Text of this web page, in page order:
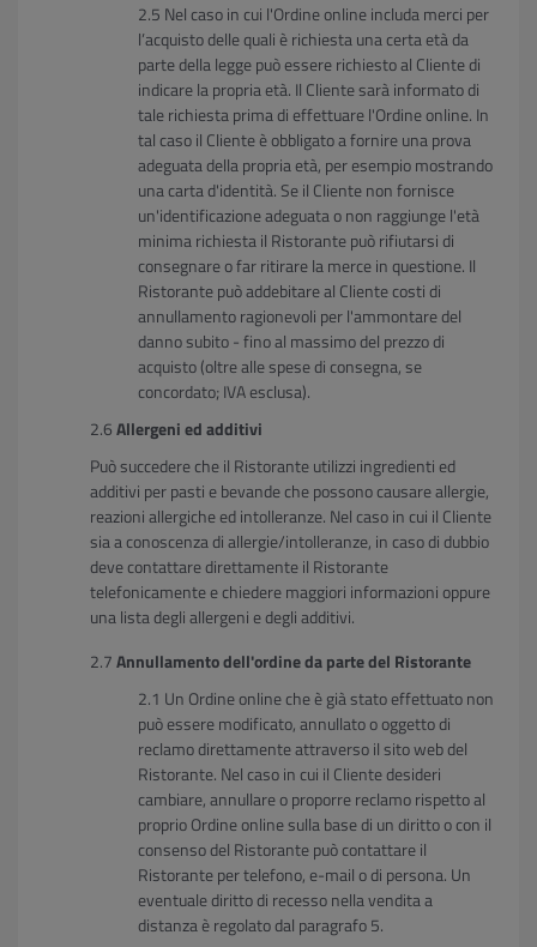
Nel caso in cui l'Ordine online includa merci per
l’acquisto delle quali è richiesta una certa età da
parte della legge può essere richiesto al Cliente di
indicare la propria età. Il Cliente sarà informato di
tale richiesta prima di effettuare l'Ordine online. In
tal caso il Cliente è obbligato a fornire una prova
adeguata della propria età, per esempio mostrando
una carta d'identità. Se il Cliente non fornisce
un'identificazione adeguata o non raggiunge l'età
minima richiesta il Ristorante può rifiutarsi di
consegnare o far ritirare la merce in questione. Il
Ristorante può addebitare al Cliente costi di
annullamento ragionevoli per l'ammontare del
danno subito - fino al massimo del prezzo di
acquisto (oltre alle spese di consegna, se
concordato; IVA esclusa).
Allergeni ed additivi
Può succedere che il Ristorante utilizzi ingredienti ed
additivi per pasti e bevande che possono causare allergie,
reazioni allergiche ed intolleranze. Nel caso in cui il Cliente
sia a conoscenza di allergie/intolleranze, in caso di dubbio
deve contattare direttamente il Ristorante
telefonicamente e chiedere maggiori informazioni oppure
una lista degli allergeni e degli additivi.
Annullamento dell'ordine da parte del Ristorante
Un Ordine online che è già stato effettuato non
può essere modificato, annullato o oggetto di
reclamo direttamente attraverso il sito web del
Ristorante. Nel caso in cui il Cliente desideri
cambiare, annullare o proporre reclamo rispetto al
proprio Ordine online sulla base di un diritto o con il
consenso del Ristorante può contattare il
Ristorante per telefono, e-mail o di persona. Un
eventuale diritto di recesso nella vendita a
distanza è regolato dal paragrafo 5.